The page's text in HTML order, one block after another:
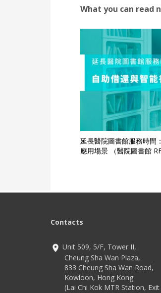
What you can read
延長醫院圖書館服務時間
應用場景 （醫院圖書館
Contacts
Unit 509, 5/F, Tower II,
Cheung Sha Wan Plaza,
833 Cheung Sha Wan Road,
Kowloon, Hong Kong
(Lai Chi Kok MTR Station, Exit